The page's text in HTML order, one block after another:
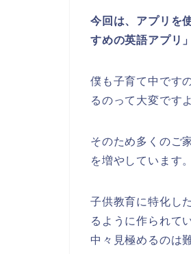
今回は、アプリを
すめの英語アプリ
僕も子育て中です
るのって大変です
そのため多くのご
を増やしています。
子供教育に特化し
るように作られて
中々見極めるのは